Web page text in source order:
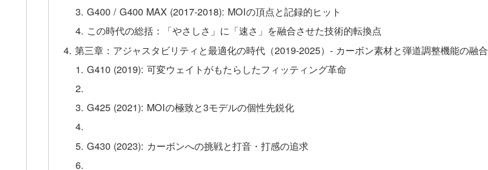
G400 / G400 MAX (2017-2018): MOIの頂点と記録的ヒット
この時代の総括：「やさしさ」に「速さ」を融合させた技術的転換点
第三章：アジャスタビリティと最適化の時代（2019-2025）- カーボン素材と弾道調整機能の融合
G410 (2019): 可変ウェイトがもたらしたフィッティング革命
G425 (2021): MOIの極致と3モデルの個性先鋭化
G430 (2023): カーボンへの挑戦と打音・打感の追求